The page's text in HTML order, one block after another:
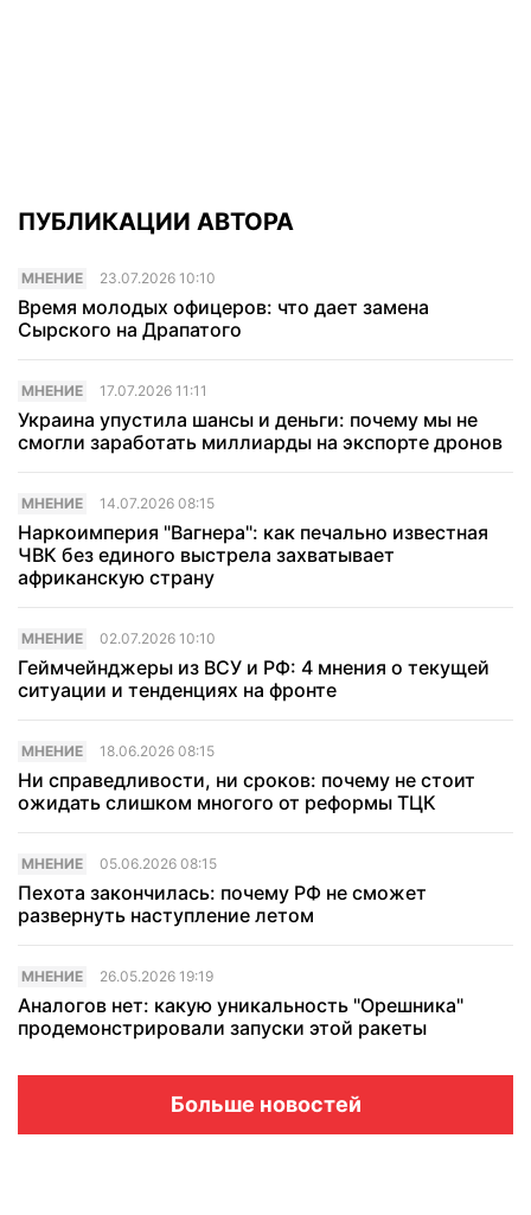
ПУБЛИКАЦИИ АВТОРА
МНЕНИЕ 23.07.2026 10:10
Время молодых офицеров: что дает замена
Сырского на Драпатого
МНЕНИЕ 17.07.2026 11:11
Украина упустила шансы и деньги: почему мы не
смогли заработать миллиарды на экспорте дронов
МНЕНИЕ 14.07.2026 08:15
Наркоимперия "Вагнера": как печально известная
ЧВК без единого выстрела захватывает
африканскую страну
МНЕНИЕ 02.07.2026 10:10
Геймчейнджеры из ВСУ и РФ: 4 мнения о текущей
ситуации и тенденциях на фронте
МНЕНИЕ 18.06.2026 08:15
Ни справедливости, ни сроков: почему не стоит
ожидать слишком многого от реформы ТЦК
МНЕНИЕ 05.06.2026 08:15
Пехота закончилась: почему РФ не сможет
развернуть наступление летом
МНЕНИЕ 26.05.2026 19:19
Аналогов нет: какую уникальность "Орешника"
продемонстрировали запуски этой ракеты
Больше новостей